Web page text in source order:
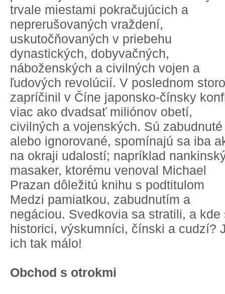
trvale miestami pokračujúcich a
neprerušovaných vraždení,
uskutočňovaných v priebehu
dynastických, dobyvačných,
náboženských a civilných vojen a
ľudových revolúcií. V poslednom
zapríčinil v Číne japonsko-čínsky
viac ako dvadsať miliónov obetí,
civilných a vojenských. Sú zabudnuté
alebo ignorované, spomínajú sa iba
na okraji udalostí; napríklad
masaker, ktorému venoval Michael
Prazan dôležitú knihu s podtitulom
Medzi pamiatkou, zabudnutím a
negáciou. Svedkovia sa stratili, a kde
historici, výskumníci, čínski a cudzí?
ich tak málo!
Obchod s otrokmi